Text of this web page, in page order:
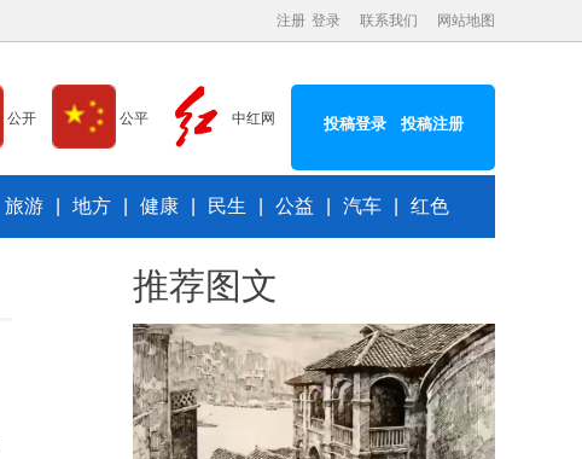
网站地图
联系我们
登录
注册
公开 公平 中红网 投稿登录 投稿注册
旅游 地方 健康 民生 公益 汽车 红色
推荐图文